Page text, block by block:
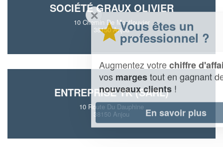
SOCIÉTÉ GRAUX OLIVIER
10 Chemin De Montlouvier
38150 Anjou
ENTREPRISE TK (SARL)
10 Route Du Dauphine
38150 Anjou
✕
Vous êtes un
professionnel ?
Augmentez votrechiffre d'affaireset
margestout en gagnant de
nouveaux clients!
En savoir plus